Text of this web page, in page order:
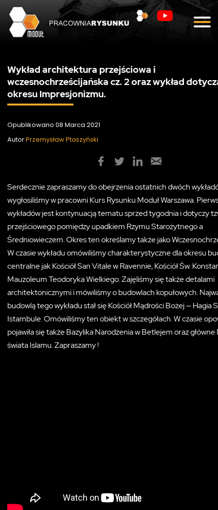
Kontakt
Wykład architektura przejściowa i
wczesnochrześcijańska cz. 2 oraz wykład
okresu Impresjonizmu.
Opublikowano 08 Marca 2021
AutorPrzemysław Ptaszyński
Serdecznie zapraszamy do obejrzenia ostatnich dwóch
wygłosiliśmy w pracowni Kurs Rysunku Moduł Warszawa.
wykładów jest kontynuacją tematu sprzed tygodnia i dotyczy
przejściowego pomiędzy upadkiem Rzymu Starożytnego a
Średniowieczem. Okres ten określamy także jako
W czasie wykładu omówiliśmy charakterystyczne dla okresu
centralne jak Kościół San Vitale w Ravennie, Kościół Św.
Mauzoleum Teodoryka Wielkiego. Zajęliśmy się także detalami
architektonicznymi i mówiliśmy o budowlach kopułowych.
budowlą tego wykładu stał się Kościół Mądrości Bożej — Hagia
Istambule. Omówiliśmy ten obiekt w szczegółach. W czasie
pojawiła się także Bazylika Narodzenia w Betlejem oraz
świata Islamu. Zapraszamy !